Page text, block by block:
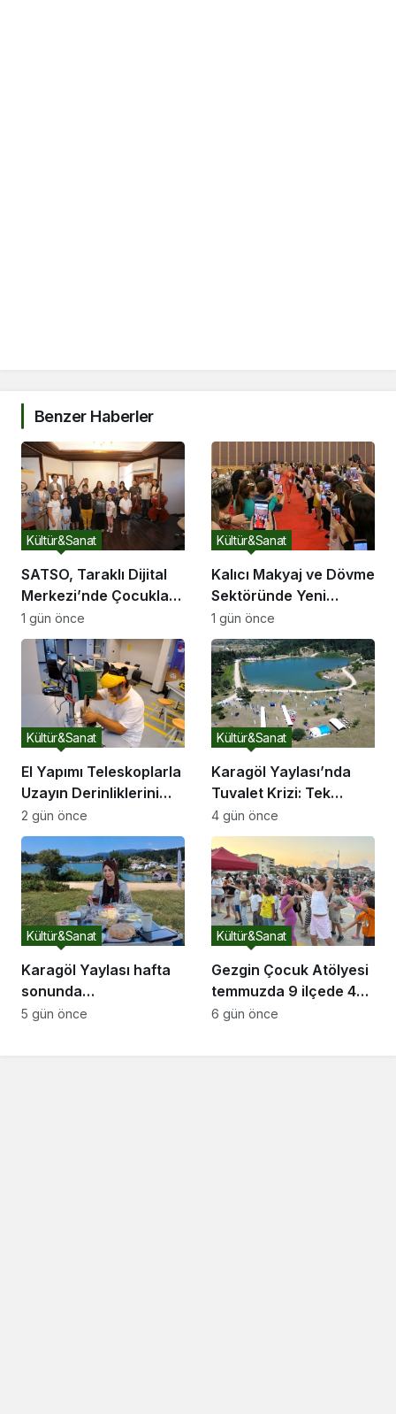
Benzer Haberler
SATSO, Taraklı Dijital
Merkezi’nde Çocukları
Sanatla Buluşturdu
Kültür&Sanat
1 gün önce
Kalıcı Makyaj ve Dövme
Sektöründe Yeni
Dönem: 2026’nın Ana
Gündemi Güvenli
Pigment ve Bilimsel
Eğitim
Kültür&Sanat
1 gün önce
El Yapımı Teleskoplarla
Uzayın Derinliklerini
Keşfediyorlar
Kültür&Sanat
2 gün önce
Karagöl Yaylası’nda
Tuvalet Krizi: Tek
Tuvalet Binlerce
Ziyaretçiye Yetmiyor
Kültür&Sanat
4 gün önce
Karagöl Yaylası hafta
sonunda
doğaseverlerin akınına
Kültür&Sanat
5 gün önce
Gezgin Çocuk Atölyesi
temmuzda 9 ilçede 4
bini aşkın çocuğun
Kültür&Sanat
6 gün önce